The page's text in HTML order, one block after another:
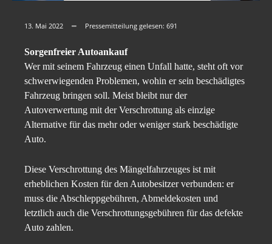
13. Mai 2022 Pressemitteilung gelesen: 691
Sorgenfreier Autoankauf
Wer mit seinem Fahrzeug einen Unfall hatte, steht oft vor
schwerwiegenden Problemen, wohin er sein beschädigtes
Fahrzeug bringen soll. Meist bleibt nur der
Autoverwertung mit der Verschrottung als einzige
Alternative für das mehr oder weniger stark beschädigte
Auto.
Diese Verschrottung des Mängelfahrzeuges ist mit
erheblichen Kosten für den Autobesitzer verbunden: er
muss die Abschleppgebühren, Abmeldekosten und
letztlich auch die Verschrottungsgebühren für das defekte
Auto zahlen.